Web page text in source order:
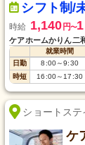
シフト制/
時給 1,140 円〜
ケアホームかりん二
就業時間
日勤
8:00～9:30
時短 16:00～17:30
ショートス
ケ